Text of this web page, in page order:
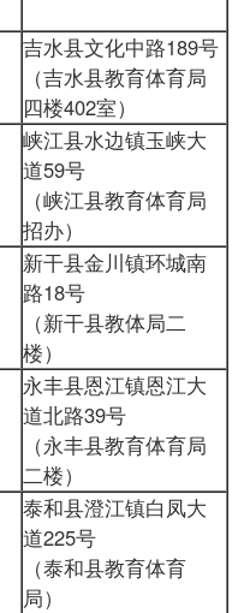
吉水县文化中路189号
（吉水县教育体育局
四楼402室）
峡江县水边镇玉峡大
道59号
（峡江县教育体育局
招办）
新干县金川镇环城南
路18号
（新干县教体局二
楼）
永丰县恩江镇恩江大
道北路39号
（永丰县教育体育局
二楼）
泰和县澄江镇白凤大
道225号
（泰和县教育体育
局）